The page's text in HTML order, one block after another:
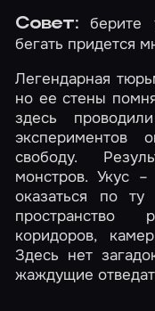
Совет:берите
бегать придется
Легендарная
но ее стены
здесь
экспериментов
свободу.
монстров. Укус
оказаться по
пространство
коридоров,
Здесь нет
жаждущие